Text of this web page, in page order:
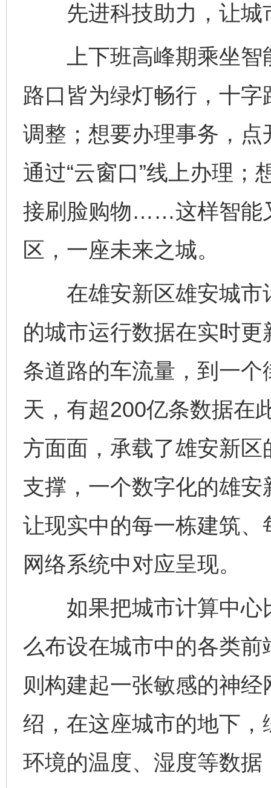
先进科技助力，让城
上下班高峰期乘坐智
路口皆为绿灯畅行，十
调整；想要办理事务，
通过“云窗口”线上办理
接刷脸购物……这样智能
区，一座未来之城。
在雄安新区雄安城市
的城市运行数据在实时
条道路的车流量，到一
天，有超200亿条数据在
方面面，承载了雄安新
支撑，一个数字化的雄
让现实中的每一栋建筑
网络系统中对应呈现。
如果把城市计算中心
么布设在城市中的各类
则构建起一张敏感的神
绍，在这座城市的地下
环境的温度、湿度等数